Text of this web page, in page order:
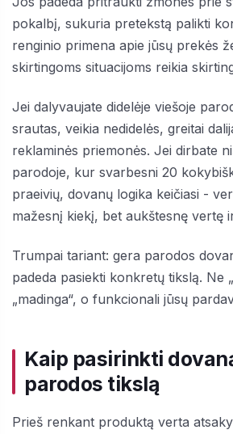
pokalbį, sukuria pretekstą palikti
renginio primena apie jūsų prekės
skirtingoms situacijoms reikia
Jei dalyvaujate didelėje viešoje
srautas, veikia nedidelės, greitai
reklaminės priemonės. Jei dirbate
parodoje, kur svarbesni 20
praeivių, dovanų logika keičiasi -
mažesnį kiekį, bet aukštesnę vertę
Trumpai tariant: gera parodos
padeda pasiekti konkretų tikslą. Ne
„madinga“, o funkcionali jūsų
Kaip pasirinkti
parodos tikslą
Prieš renkant produktą verta